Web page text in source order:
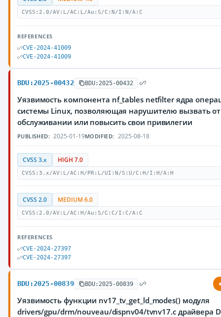
CVSS:2.0/AV:L/AC:L/Au:S/C:N/I:N/A:C
REFERENCES
CVE-2024-41009
CVE-2024-41009
BDU:2025-00432 BDU:2025-00432
Уязвимость компонента nf_tables netfilter ядра
системы Linux, позволяющая нарушителю вызвать
обслуживании или повысить свои привилегии
PUBLISHED: 2025-01-19MODIFIED: 2025-08-18
CVSS 3.x HIGH 7.0
CVSS:3.x/AV:L/AC:H/PR:L/UI:N/S:U/C:H/I:H/A:H
CVSS 2.0 MEDIUM 6.0
CVSS:2.0/AV:L/AC:H/Au:S/C:C/I:C/A:C
REFERENCES
CVE-2024-27397
CVE-2024-27397
BDU:2025-00839 BDU:2025-00839
Уязвимость функции nv17_tv_get_ld_modes() модуля
drivers/gpu/drm/nouveau/dispnv04/tvnv17.c драйвера